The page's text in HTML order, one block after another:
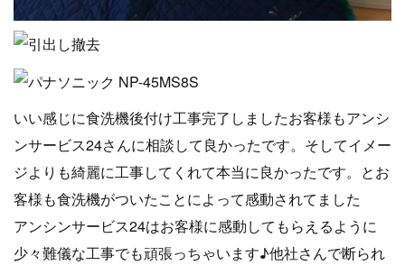
いい感じに食洗機後付け工事完了しましたお客様もアンシ
ンサービス24さんに相談して良かったです。そしてイメー
ジよりも綺麗に工事してくれて本当に良かったです。とお
客様も食洗機がついたことによって感動されてました
アンシンサービス24はお客様に感動してもらえるように
少々難儀な工事でも頑張っちゃいます♪他社さんで断られ